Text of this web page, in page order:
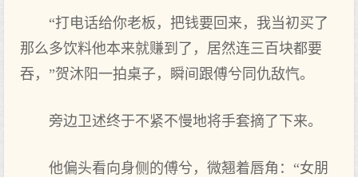
“打电话给你老板，把钱要回来，我当初买了
那么多饮料他本来就赚到了，居然连三百块都要
吞，”贺沐阳一拍桌子，瞬间跟傅兮同仇敌忾。
旁边卫述终于不紧不慢地将手套摘了下来。
他偏头看向身侧的傅兮，微翘着唇角：“女朋